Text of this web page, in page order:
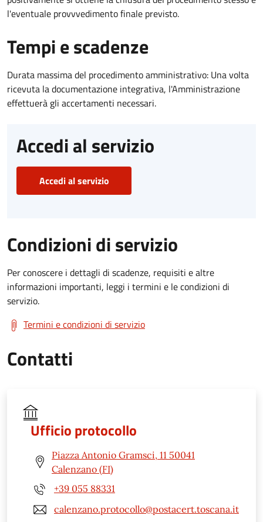
l'eventuale provvvedimento finale previsto.
Tempi e scadenze
Durata massima del procedimento amministrativo: Una volta
ricevuta la documentazione integrativa, l'Amministrazione
effettuerà gli accertamenti necessari.
Accedi al servizio
Accedi al servizio
Condizioni di servizio
Per conoscere i dettagli di scadenze, requisiti e altre
informazioni importanti, leggi i termini e le condizioni di
servizio.
Termini e condizioni di servizio
Contatti
Ufficio protocollo
Piazza Antonio Gramsci, 11 50041
Calenzano (FI)
+39 055 88331
calenzano.protocollo@postacert.toscana.it